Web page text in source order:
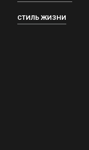
СТИЛЬ ЖИЗНИ